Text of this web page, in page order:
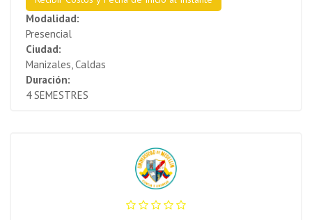
Modalidad:
Presencial
Ciudad:
Manizales, Caldas
Duración:
4 SEMESTRES